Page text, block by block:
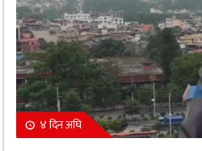
४ दिन अघि